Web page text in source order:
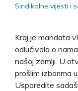
Sindikalne vijesti i
Kraj je mandata
odlučivala o
našoj zemlji. U
prošlim izborima
Usporedite